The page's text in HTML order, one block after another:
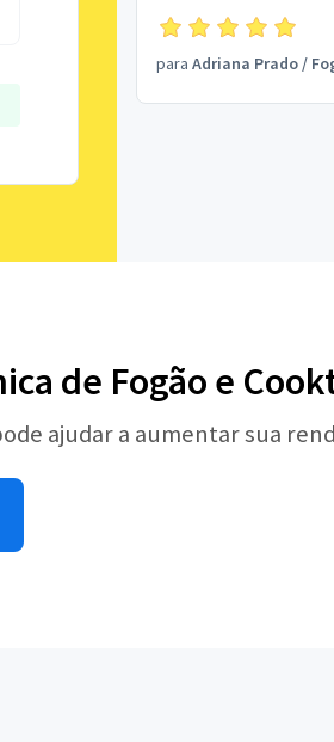
para Adriana Prado/
de Fogão e
ajudar a aumentar sua